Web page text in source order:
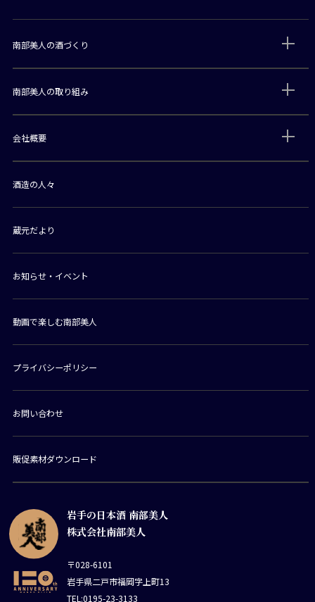
岩手の日本酒 南部美人
株式会社南部美人
〒028-6101
岩手県二戸市福岡字上町13
TEL:0195-23-3133
南部美人の酒づくり
南部美人の取り組み
会社概要
酒造の人々
蔵元だより
お知らせ・イベント
動画で楽しむ南部美人
プライバシーポリシー
お問い合わせ
販促素材ダウンロード